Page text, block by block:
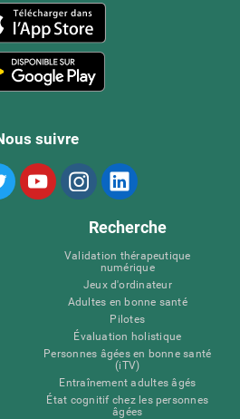
suivre
Recherche
Validation thérapeutique
numérique
Jeux d'ordinateur
Adultes en bonne santé
Pilotes
Évaluation holistique
Personnes âgées en bonne santé
(iTV)
Entraînement adultes âgés
État cognitif chez les personnes
âgées